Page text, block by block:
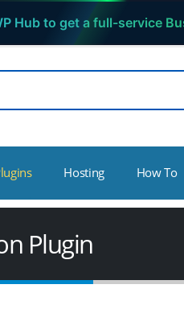
Hub to get a full-service
Hosting How To
Plugin